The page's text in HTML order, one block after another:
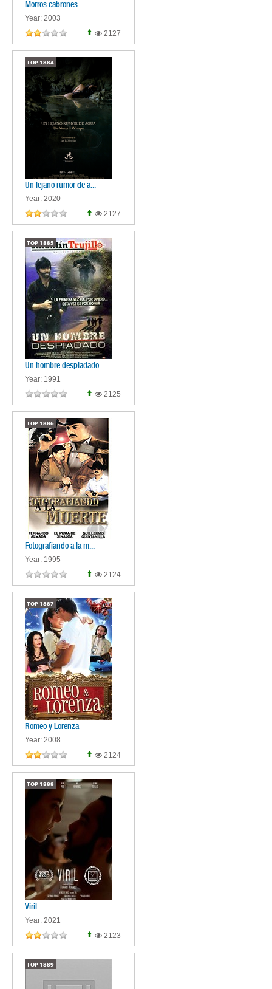
Morros cabrones
Year: 2003
2127
TOP 1884
Un lejano rumor de a...
Year: 2020
2127
TOP 1885
Un hombre despiadado
Year: 1991
2125
TOP 1886
Fotografiando a la m...
Year: 1995
2124
TOP 1887
Romeo y Lorenza
Year: 2008
2124
TOP 1888
Viril
Year: 2021
2123
TOP 1889